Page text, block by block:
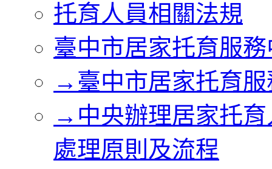
托育人員相關法規
臺中市居家托育服
→臺中市居家托育
→中央辦理居家托
處理原則及流程